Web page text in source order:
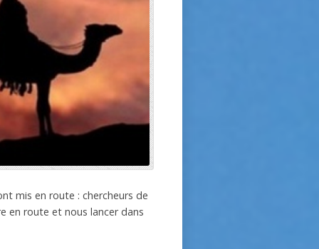
mis en route : chercheurs de
en route et nous lancer dans